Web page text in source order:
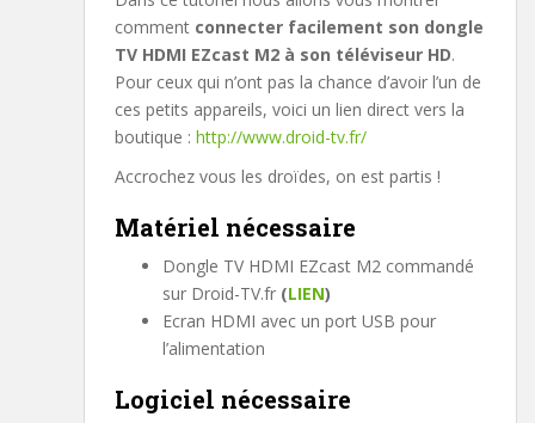
comment connecter facilement son dongle
TV HDMI EZcast M2 à son téléviseur HD.
Pour ceux qui n’ont pas la chance d’avoir l’un de
ces petits appareils, voici un lien direct vers la
boutique : http://www.droid-tv.fr/
Accrochez vous les droïdes, on est partis !
Matériel nécessaire
Dongle TV HDMI EZcast M2 commandé
sur Droid-TV.fr (LIEN)
Ecran HDMI avec un port USB pour
l’alimentation
Logiciel nécessaire